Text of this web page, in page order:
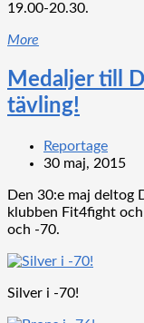
19.00-20.30.
More
Medaljer till
tävling!
Reportage
30 maj, 2015
Den 30:e maj deltog
klubben Fit4fight
och -70.
Silver i -70!